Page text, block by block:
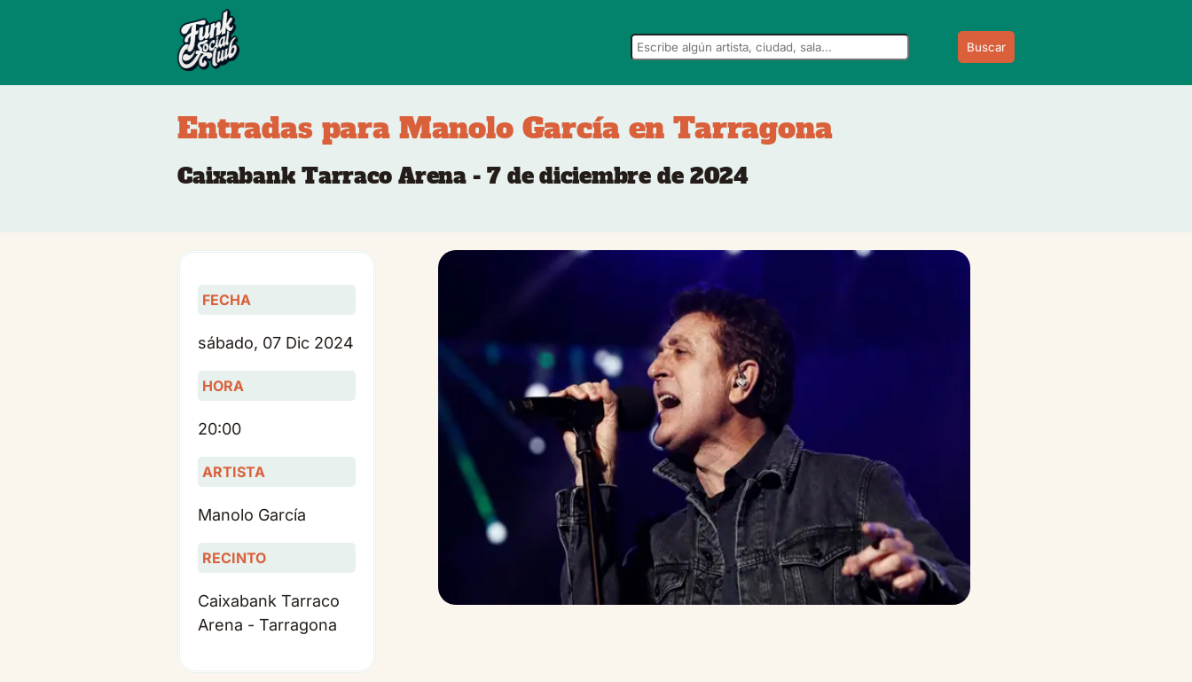
Buscar
Entradas para Manolo García en Tarragona
Caixabank Tarraco Arena - 7 de diciembre de 2024
FECHA
sábado, 07 Dic 2024
HORA
20:00
ARTISTA
Manolo García
RECINTO
Caixabank Tarraco
Arena - Tarragona